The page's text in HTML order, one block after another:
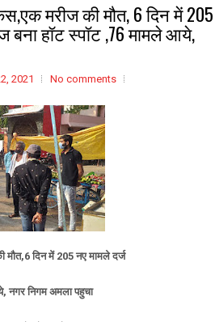
मरीज की मौत, 6 दिन में 205
बना हॉट स्पॉट ,76 मामले आये,
2021 No comments
दिन में 205 नए मामले दर्ज
नगर निगम अमला पहुचा